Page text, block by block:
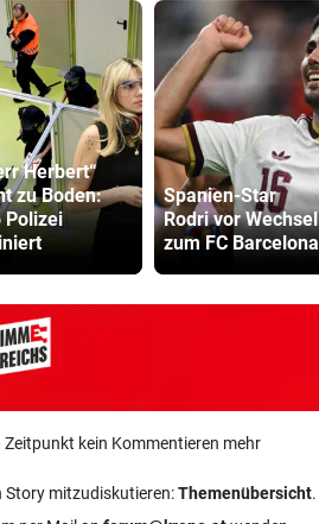
Herbert“
zu Boden:
Polizei
Spanien-Star
Rodri vor Wechsel
zum FC Barcelona
kein Kommentieren mehr
Story mitzudiskutieren:Themenübersicht.